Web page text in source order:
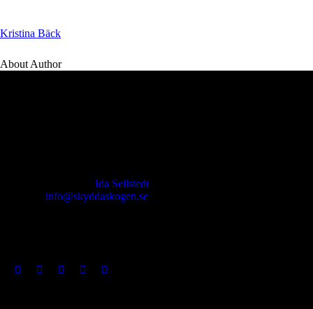
Kristina Bäck
About Author
Ida Sellstedt
info@skyddaskogen.se